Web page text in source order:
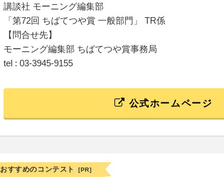
講談社 モーニング編集部
「第72回 ちばてつや賞 一般部門」 TR係
【問合せ先】
モーニング編集部 ちばてつや賞事務局
tel : 03-3945-9155
公式ホームページ
おすすめのコンテスト [PR]